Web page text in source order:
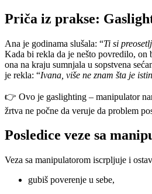
Priča iz prakse:
Ana je godinama slušala: “Ti si
Kada bi rekla da je nešto povredilo, on
ona na kraju sumnjala u sopstvena
je rekla: “Ivana, više ne znam šta je
👉 Ovo je gaslighting – manipulator
žrtva ne počne da veruje da problem
Posledice veze sa
Veza sa manipulatorom iscrpljuje i
gubiš poverenje u sebe,